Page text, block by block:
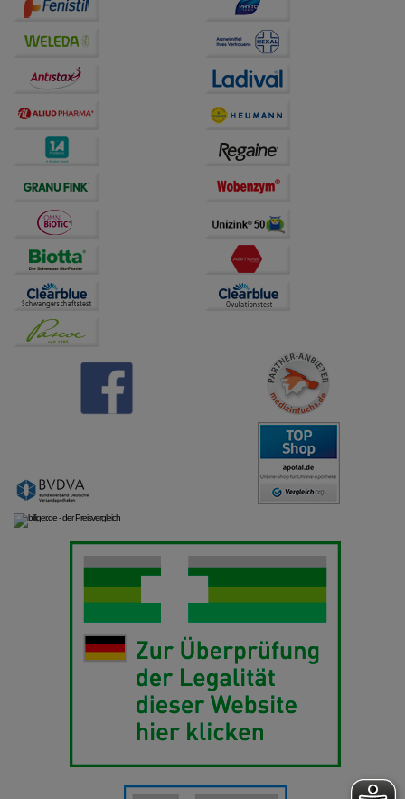
Drittseiten möglichst relevant für Sie zu gestalten.
Bitte beachten Sie, dass Daten hierfür teilweise an
Dritte wie z.B. Google oder soziale Medien